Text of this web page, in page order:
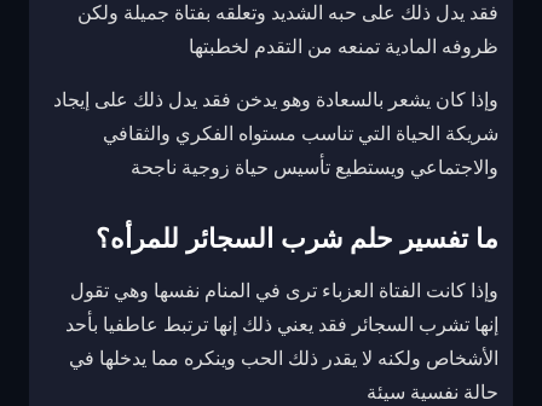
فقد يدل ذلك على حبه الشديد وتعلقه بفتاة جميلة ولكن
ظروفه المادية تمنعه من التقدم لخطبتها
وإذا كان يشعر بالسعادة وهو يدخن فقد يدل ذلك على إيجاد
شريكة الحياة التي تناسب مستواه الفكري والثقافي
والاجتماعي ويستطيع تأسيس حياة زوجية ناجحة
ما تفسير حلم شرب السجائر للمرأه؟
وإذا كانت الفتاة العزباء ترى في المنام نفسها وهي تقول
إنها تشرب السجائر فقد يعني ذلك إنها ترتبط عاطفيا بأحد
الأشخاص ولكنه لا يقدر ذلك الحب وينكره مما يدخلها في
حالة نفسية سيئة